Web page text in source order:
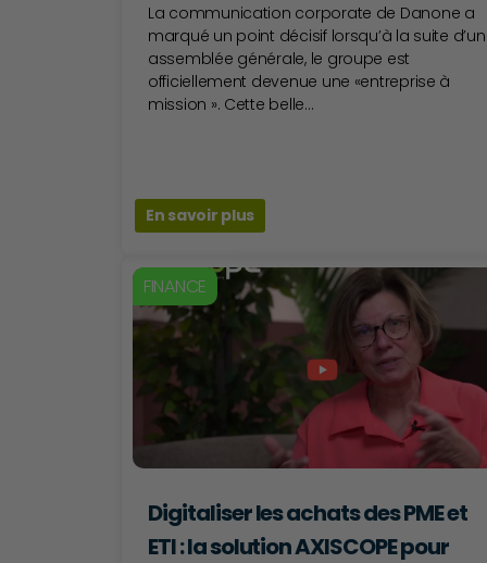
La communication corporate de Danone a
marqué un point décisif lorsqu’à la suite
assemblée générale, le groupe est
officiellement devenue une «entreprise à
mission ». Cette belle...
En savoir plus
FINANCE
Digitaliser les achats des PME et
ETI : la solution AXISCOPE pour